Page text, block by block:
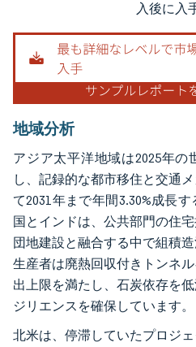
入後に入
地域分析
アジア太平洋地域は2025年の
し、記録的な都市移住と交通
て2031年まで年間3.30%成長
国とインドは、公共部門の住
団地建設と融合する中で組積
生産者は廃熱回収付きトンネ
出上限を満たし、石炭依存を
ジリエンスを確保しています。
北米は、停滞していたプロジ